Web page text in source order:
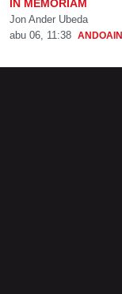
IN MEMORIAM
Jon Ander Ubeda
abu 06, 11:38 ANDOAIN